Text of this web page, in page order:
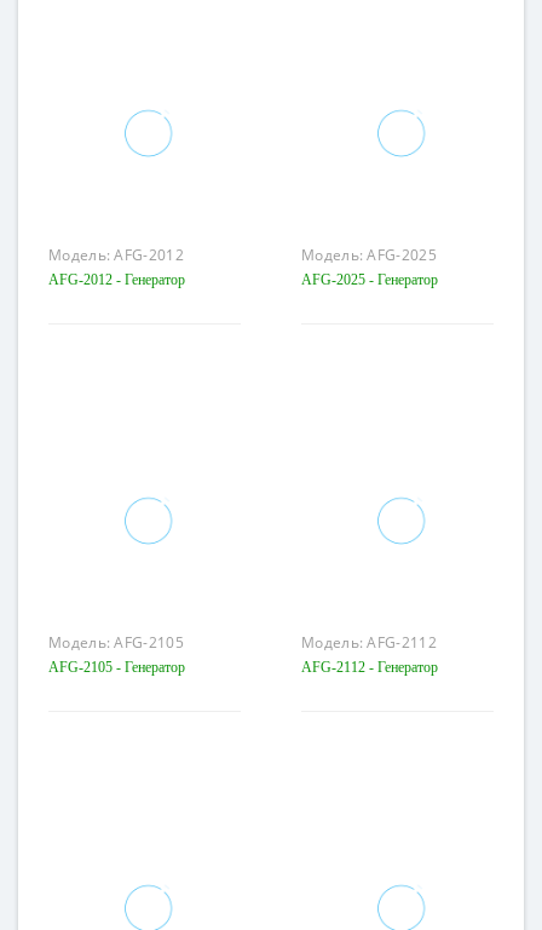
Модель:AFG-2012
AFG-2012 - Генератор
Модель:AFG-2025
AFG-2025 - Генератор
Модель:AFG-2105
AFG-2105 - Генератор
Модель:AFG-2112
AFG-2112 - Генератор